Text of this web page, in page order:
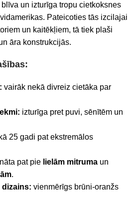
un izturīga tropu cietkoksnes
Pateicoties tās izcilajai
un kaitēkļiem, tā tiek plaši
āra konstrukcijās.
vairāk nekā divreiz cietāka par
izturīga pret puvi, sēnītēm un
25 gadi pat ekstremālos
pat pie lielām mitruma un
.
dizains: vienmērīgs brūni-oranžs